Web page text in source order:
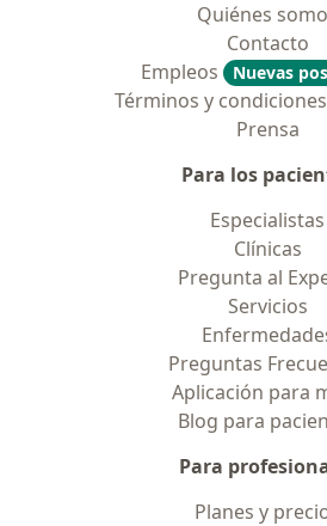
Quiénes
Contacto
Empleos
Nuevas
Términos y
Prensa
Para los
Especialistas
Clínicas
Pregunta al
Servicios
Preguntas
Aplicación para
Blog para
Para
Planes y